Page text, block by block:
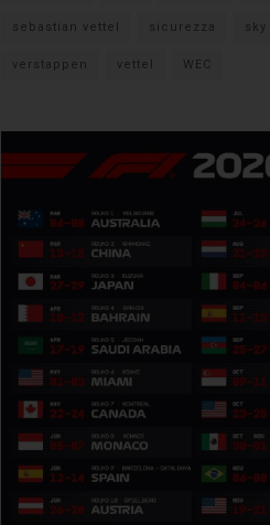
sebastian vettel sicurezza sky
verstappen vettel WEC